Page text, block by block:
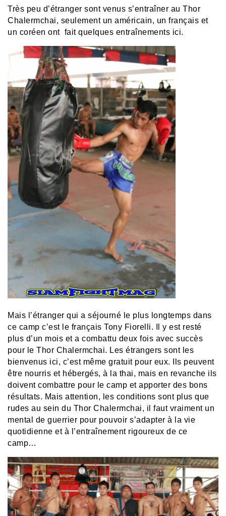
Très peu d’étranger sont venus s’entraîner au Thor
Chalermchai, seulement un américain, un français et
un coréen ont fait quelques entraînements ici.
Mais l’étranger qui a séjourné le plus longtemps dans
ce camp c’est le français Tony Fiorelli. Il y est resté
plus d’un mois et a combattu deux fois avec succès
pour le Thor Chalermchai. Les étrangers sont les
bienvenus ici, c’est même gratuit pour eux. Ils peuvent
être nourris et hébergés, à la thai, mais en revanche ils
doivent combattre pour le camp et apporter des bons
résultats. Mais attention, les conditions sont plus que
rudes au sein du Thor Chalermchai, il faut vraiment un
mental de guerrier pour pouvoir s’adapter à la vie
quotidienne et à l’entraînement rigoureux de ce
camp…